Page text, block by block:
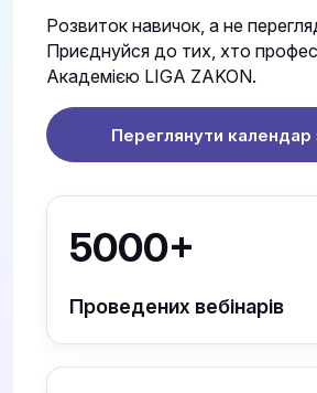
Розвиток навичок, а не
Приєднуйся до тих, хто
Академією LIGA ZAKON.
Переглянути календар
5000+
Проведених вебінарів